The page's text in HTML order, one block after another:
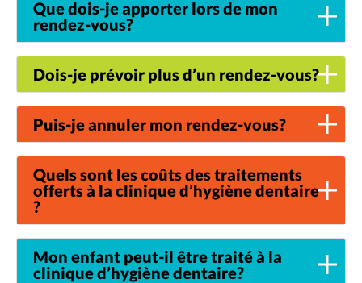
Que dois-je apporter lors de mon
rendez-vous?
Dois-je prévoir plus d’un rendez-vous?
Puis-je annuler mon rendez-vous?
Quels sont les coûts des traitements
offerts à la clinique d’hygiène dentaire
?
Mon enfant peut-il être traité à la
clinique d’hygiène dentaire?